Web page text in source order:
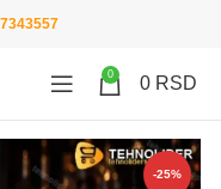
0 0 RSD
-25%